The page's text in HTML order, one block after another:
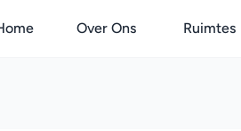
Over Ons Ruimtes